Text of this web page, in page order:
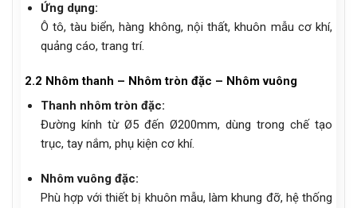
Ứng dụng:
Ô tô, tàu biển, hàng không, nội thất, khuôn mẫu cơ khí,
quảng cáo, trang trí.
2.2 Nhôm thanh – Nhôm tròn đặc – Nhôm vuông
Thanh nhôm tròn đặc:
Đường kính từ Ø5 đến Ø200mm, dùng trong chế tạo
trục, tay nắm, phụ kiện cơ khí.
Nhôm vuông đặc:
Phù hợp với thiết bị khuôn mẫu, làm khung đỡ, hệ thống